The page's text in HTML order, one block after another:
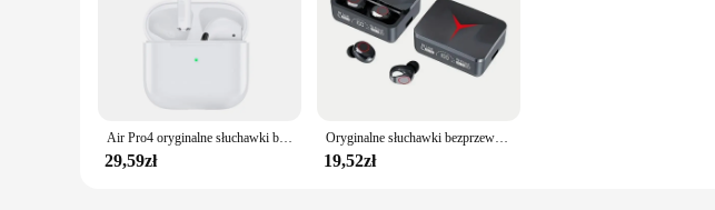
Air Pro4 oryginalne słuchawki bezprzewodowe podwójne w słuchawki douszne bardzo długi w trybie czuwania do jazdy na basie sportowe earburd zestaw słuchawkowy z mikrofonem muzyczny
29,59zł
Oryginalne słuchawki bezprzewodowe TWS M90 słuchawki do gier 5.3 słuchawki sportowe Bluetooth z mikrofonem bezprzewodowy zestaw słuchawkowy dla iPhone Xiaomi
19,52zł